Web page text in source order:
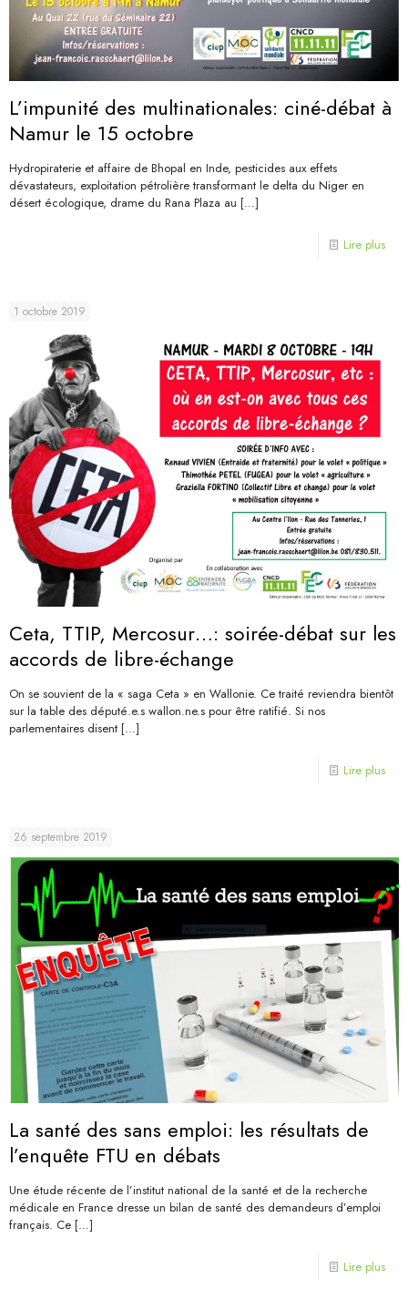
L’impunité des multinationales: ciné-débat à
Namur le 15 octobre
Hydropiraterie et affaire de Bhopal en Inde, pesticides aux effets
dévastateurs, exploitation pétrolière transformant le delta du Niger en
désert écologique, drame du Rana Plaza au […]
Lire plus
1 octobre 2019
Ceta, TTIP, Mercosur…: soirée-débat sur les
accords de libre-échange
On se souvient de la « saga Ceta » en Wallonie. Ce traité reviendra bientôt
sur la table des député.e.s wallon.ne.s pour être ratifié. Si nos
parlementaires disent […]
Lire plus
26 septembre 2019
La santé des sans emploi: les résultats de
l’enquête FTU en débats
Une étude récente de l’institut national de la santé et de la recherche
médicale en France dresse un bilan de santé des demandeurs d’emploi
français. Ce […]
Lire plus